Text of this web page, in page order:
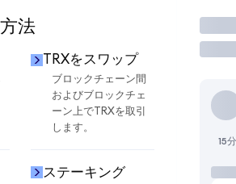
法
TRXをスワップ
ブロックチェーン間
およびブロックチェ
ーン上でTRXを取引
します。
ステーキング
取引
15分